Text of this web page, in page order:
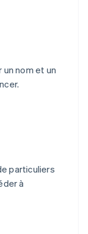
nom et un
particuliers
à